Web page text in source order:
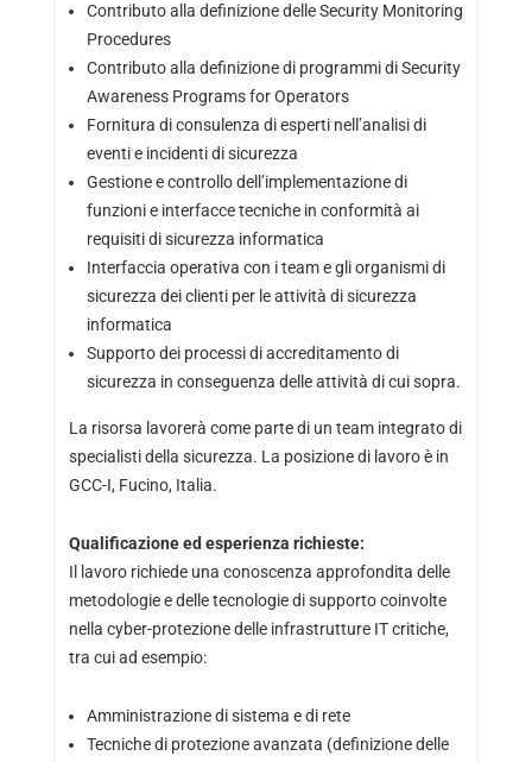
Contributo alla definizione delle Security Monitoring
Procedures
Contributo alla definizione di programmi di Security
Awareness Programs for Operators
Fornitura di consulenza di esperti nell’analisi di
eventi e incidenti di sicurezza
Gestione e controllo dell’implementazione di
funzioni e interfacce tecniche in conformità ai
requisiti di sicurezza informatica
Interfaccia operativa con i team e gli organismi di
sicurezza dei clienti per le attività di sicurezza
informatica
Supporto dei processi di accreditamento di
sicurezza in conseguenza delle attività di cui sopra.
La risorsa lavorerà come parte di un team integrato di
specialisti della sicurezza. La posizione di lavoro è in
GCC-I, Fucino, Italia.
Qualificazione ed esperienza richieste:
Il lavoro richiede una conoscenza approfondita delle
metodologie e delle tecnologie di supporto coinvolte
nella cyber-protezione delle infrastrutture IT critiche,
tra cui ad esempio:
Amministrazione di sistema e di rete
Tecniche di protezione avanzata (definizione delle